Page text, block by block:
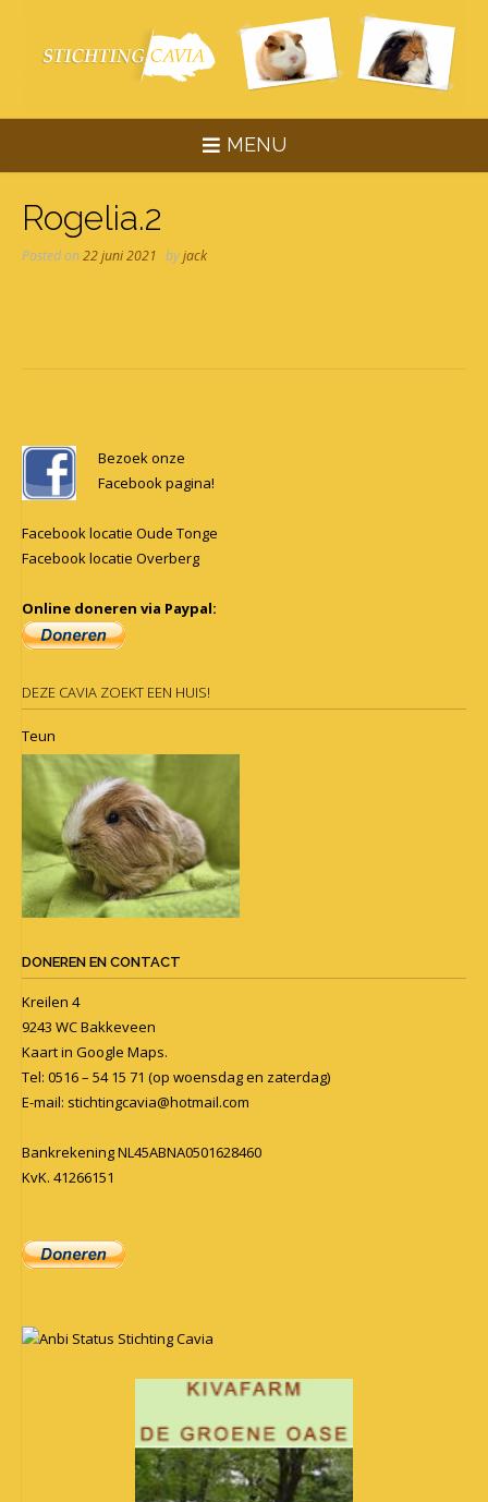
content
MENU
Rogelia.2
Posted on22 juni 2021 byjack
navigation
Bezoek onze
Facebook pagina!
Facebook locatie Oude Tonge
Facebook locatie Overberg
Online doneren via Paypal:
DEZE CAVIA ZOEKT EEN HUIS!
Teun
DONEREN EN CONTACT
Kreilen 4
9243 WC Bakkeveen
Kaart in Google Maps.
Tel: 0516 – 54 15 71 (op woensdag en zaterdag)
E-mail: stichtingcavia@hotmail.com
Bankrekening NL45ABNA0501628460
KvK. 41266151
Anbi Status Stichting Cavia